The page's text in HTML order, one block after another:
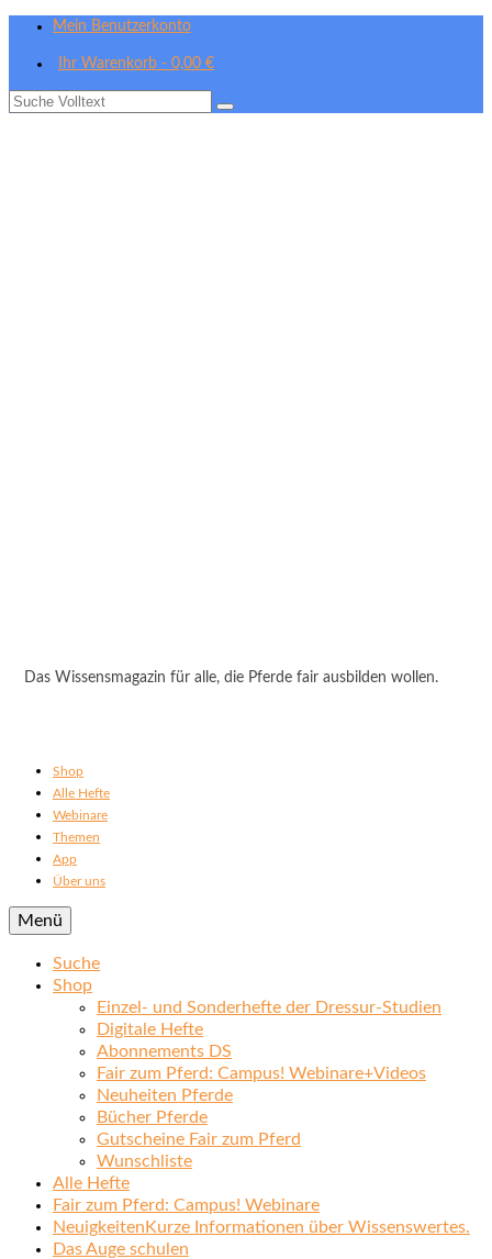
Mein Benutzerkonto
Ihr Warenkorb - 0,00 €
Suche
Das Wissensmagazin für alle, die Pferde fair ausbilden wollen.
Shop
Alle Hefte
Webinare
Themen
App
Über uns
Menü
Suche
Shop
Einzel- und Sonderhefte der Dressur-Studien
Digitale Hefte
Abonnements DS
Fair zum Pferd: Campus! Webinare+Videos
Neuheiten Pferde
Bücher Pferde
Gutscheine Fair zum Pferd
Wunschliste
Alle Hefte
Fair zum Pferd: Campus! Webinare
Neuigkeiten Kurze Informationen über Wissenswertes.
Das Auge schulen